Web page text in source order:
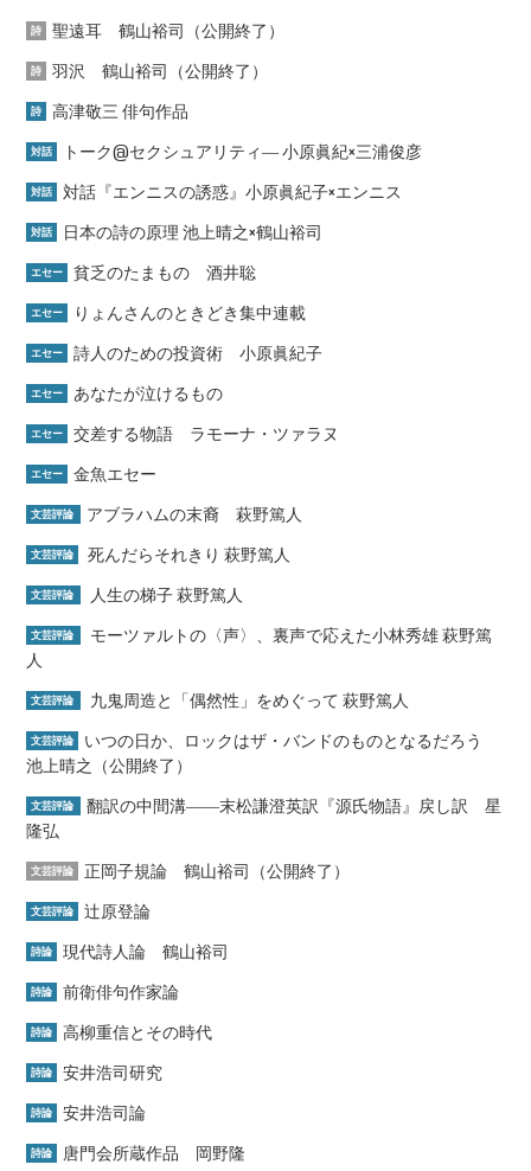
詩 聖遠耳 鶴山裕司（公開終了）
詩 羽沢 鶴山裕司（公開終了）
詩 高津敬三 俳句作品
対話 トーク@セクシュアリティ― 小原眞紀×三浦俊彦
対話 対話『エンニスの誘惑』小原眞紀子×エンニス
対話 日本の詩の原理 池上晴之×鶴山裕司
エセー 貧乏のたまもの 酒井聡
エセー りょんさんのときどき集中連載
エセー 詩人のための投資術 小原眞紀子
エセー あなたが泣けるもの
エセー 交差する物語 ラモーナ・ツァラヌ
エセー 金魚エセー
文芸評論 アブラハムの末裔 萩野篤人
文芸評論 死んだらそれきり 萩野篤人
文芸評論 人生の梯子 萩野篤人
文芸評論
モーツァルトの〈声〉、裏声で応えた小林秀雄 萩野篤
人
文芸評論 九鬼周造と「偶然性」をめぐって 萩野篤人
文芸評論
いつの日か、ロックはザ・バンドのものとなるだろう
池上晴之（公開終了）
文芸評論
翻訳の中間溝――末松謙澄英訳『源氏物語』戻し訳 星
隆弘
文芸評論 正岡子規論 鶴山裕司（公開終了）
文芸評論 辻原登論
詩論 現代詩人論 鶴山裕司
詩論 前衛俳句作家論
詩論 高柳重信とその時代
詩論 安井浩司研究
詩論 安井浩司論
詩論 唐門会所蔵作品 岡野隆